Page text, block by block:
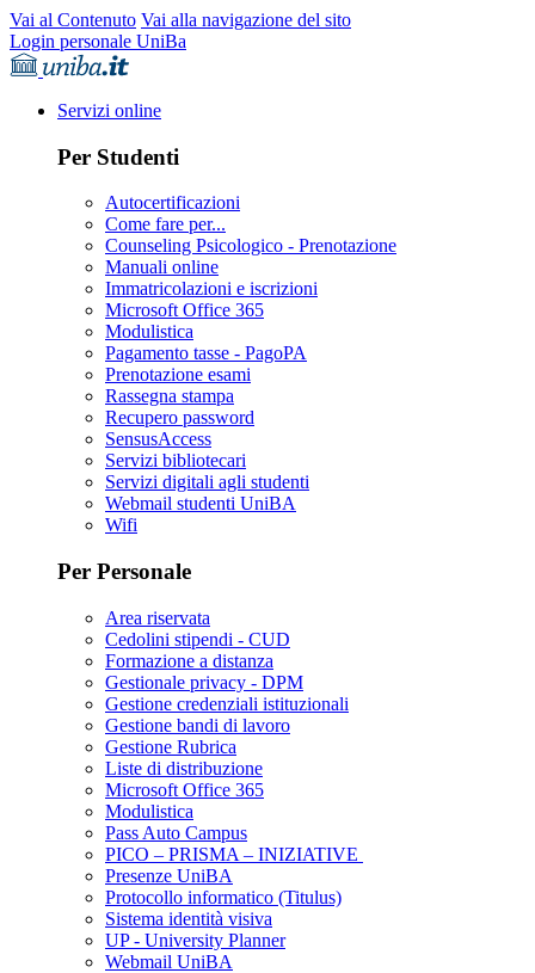
Vai al Contenuto Vai alla navigazione del sito
Login personale UniBa
Servizi online
Per Studenti
Autocertificazioni
Come fare per...
Counseling Psicologico - Prenotazione
Manuali online
Immatricolazioni e iscrizioni
Microsoft Office 365
Modulistica
Pagamento tasse - PagoPA
Prenotazione esami
Rassegna stampa
Recupero password
SensusAccess
Servizi bibliotecari
Servizi digitali agli studenti
Webmail studenti UniBA
Wifi
Per Personale
Area riservata
Cedolini stipendi - CUD
Formazione a distanza
Gestionale privacy - DPM
Gestione credenziali istituzionali
Gestione bandi di lavoro
Gestione Rubrica
Liste di distribuzione
Microsoft Office 365
Modulistica
Pass Auto Campus
PICO – PRISMA – INIZIATIVE
Presenze UniBA
Protocollo informatico (Titulus)
Sistema identità visiva
UP - University Planner
Webmail UniBA